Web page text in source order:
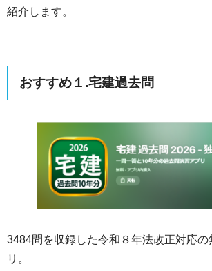
紹介します。
おすすめ１.宅建過去問
3484問を収録した令和８年法改正対応
リ。